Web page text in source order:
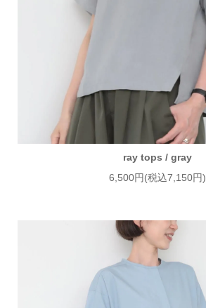
ray tops / gray
6,500円(税込7,150円)